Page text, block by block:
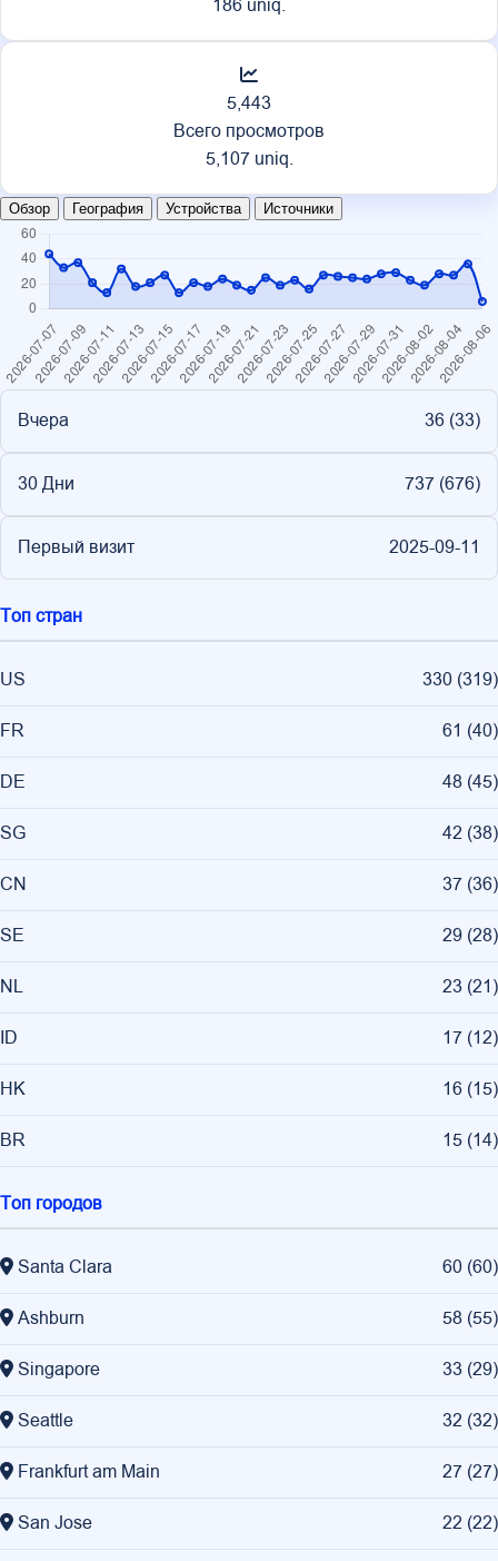
186 uniq.
5,443
Всего просмотров
5,107 uniq.
Обзор География Устройства Источники
Вчера 36 (33)
30 Дни 737 (676)
Первый визит 2025-09-11
Топ стран
US 330 (319)
FR 61 (40)
DE 48 (45)
SG 42 (38)
CN 37 (36)
SE 29 (28)
NL 23 (21)
ID 17 (12)
HK 16 (15)
BR 15 (14)
Топ городов
Santa Clara 60 (60)
Ashburn 58 (55)
Singapore 33 (29)
Seattle 32 (32)
Frankfurt am Main 27 (27)
San Jose 22 (22)